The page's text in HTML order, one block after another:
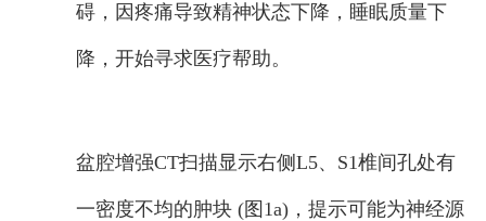
碍，因疼痛导致精神状态下降，睡眠质量下
降，开始寻求医疗帮助。
盆腔增强CT扫描显示右侧L5、S1椎间孔处有
一密度不均的肿块 (图1a)，提示可能为神经源